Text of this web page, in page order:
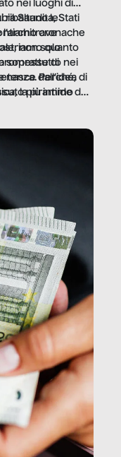
nei luoghi di
ribaltano le
non solo
soprattutto nei
dall’idea
più intimo
Saudita, Stati
cronache
quanto
di
Perché, di
la piramide del